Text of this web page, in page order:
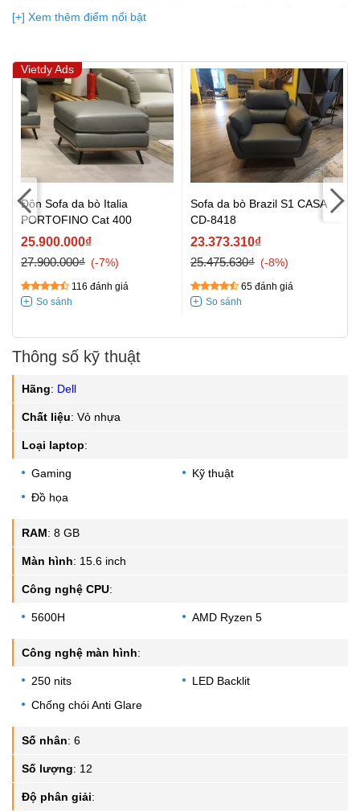
(Bạn đang được xem so sánh giá, xem giá biến động Realtime 10
lần cập nhật gần nhất)
[+] Xem thêm điểm nổi bật
Vietdy Ads
Đôn Sofa da bò Italia
PORTOFINO Cat 400
25.900.000₫
27.900.000₫
-7%
116 đánh giá
Sofa da bò Brazil S1 CASA
CD-8418
23.373.310₫
25.475.630₫
-8%
65 đánh giá
Thông số kỹ thuật
Hãng: Dell
Chất liệu: Vỏ nhựa
Loại laptop:
Gaming
Kỹ thuật
Đồ họa
RAM: 8 GB
Màn hình: 15.6 inch
Công nghệ CPU:
5600H AMD Ryzen 5
Công nghệ màn hình:
250 nits
LED Backlit
Chống chói Anti Glare
Số nhân: 6
Số lượng: 12
Độ phân giải: